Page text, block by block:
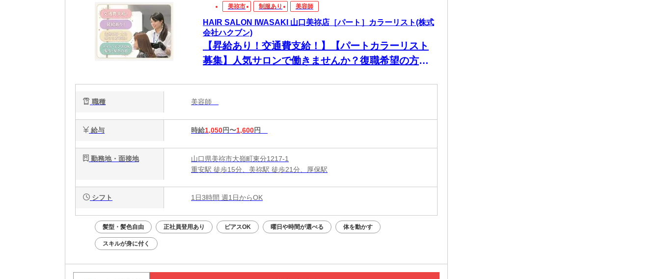
美祢市 制服あり 美容師
HAIR SALON IWASAKI 山口美祢店［パート］カラーリスト(株式
会社ハクブン)
【昇給あり！交通費支給！】【パートカラーリスト
募集】人気サロンで働きませんか？復職希望の方大
職種 美容師
給与 時給1,050円〜1,600円
勤務地・面接地
山口県美祢市大嶺町東分1217-1
重安駅 徒歩15分、美祢駅 徒歩21分、厚保駅
シフト 1日3時間 週1日からOK
髪型・髪色自由 正社員登用あり ピアスOK 曜日や時間が選べる 体を動かす
スキルが身に付く